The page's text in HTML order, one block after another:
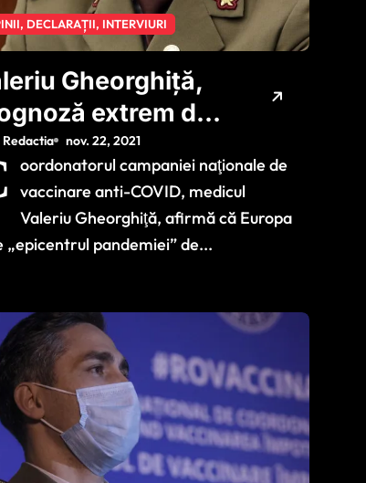
DECLARAȚII, INTERVIURI
Gheorghiţă,
extrem de
pentru
‘Am putea
avem alte
de decese
Redactia nov. 22, 2021
oordonatorul campaniei naţionale de
vaccinare anti-COVID, medicul
Valeriu Gheorghiţă, afirmă că Europa
„epicentrul pandemiei” de...